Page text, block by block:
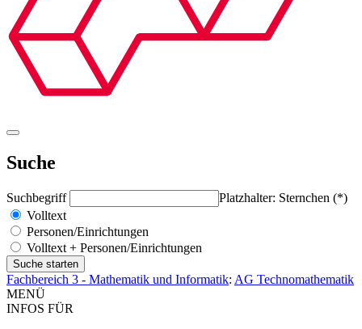
Suche
Suchbegriff
Platzhalter: Sternchen (*)
Volltext
Personen/Einrichtungen
Volltext + Personen/Einrichtungen
Fachbereich 3 - Mathematik und Informatik: AG Technomathematik
MENÜ
INFOS FÜR